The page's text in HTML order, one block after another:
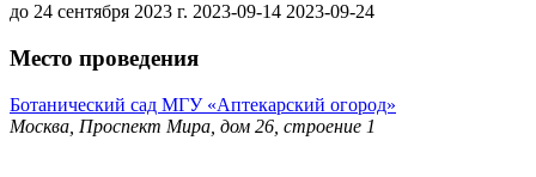
до 24 сентября 2023 г. 2023-09-14 2023-09-24
Место проведения
Ботанический сад МГУ «Аптекарский огород»
Москва, Проспект Мира, дом 26, строение 1